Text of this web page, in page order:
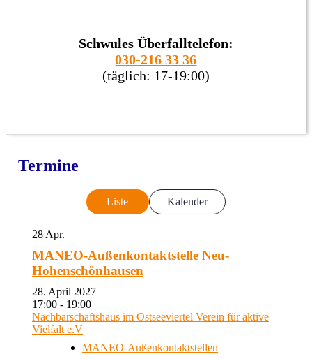
Schwules Überfalltelefon:
030-216 33 36
(täglich: 17-19:00)
Termine
Liste Kalender
28 Apr.
MANEO-Außenkontaktstelle Neu-
Hohenschönhausen
28. April 2027
17:00 - 19:00
Nachbarschaftshaus im Ostseeviertel Verein für aktive
Vielfalt e.V
MANEO-Außenkontaktstellen